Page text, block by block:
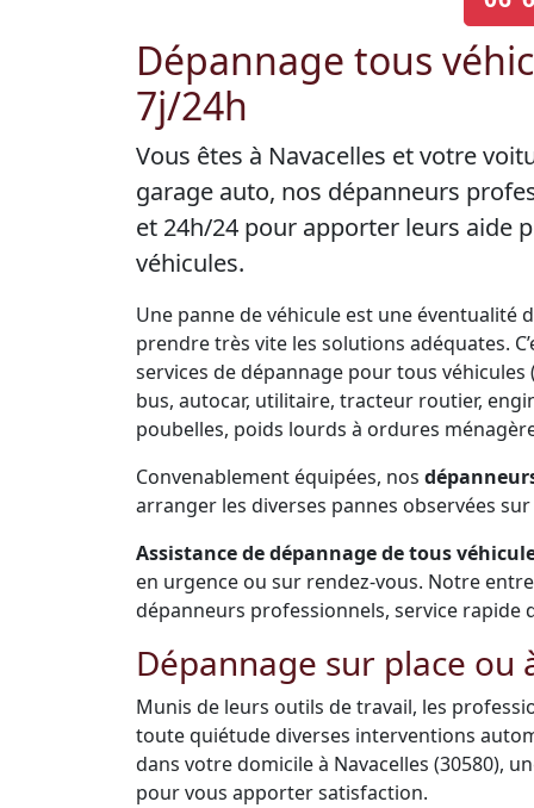
Dépannage tous
7j/24h
Vous êtes à Navacelles et votre
garage auto, nos dépanneurs
et 24h/24 pour apporter leurs aide
véhicules.
Une panne de véhicule est une éventualité
prendre très vite les solutions adéquates.
services de dépannage pour tous véhicules
bus, autocar, utilitaire, tracteur routier,
poubelles, poids lourds à ordures
Convenablement équipées, nos
arranger les diverses pannes observées
Assistance de dépannage de tous
en urgence ou sur rendez-vous. Notre
dépanneurs professionnels, service rapide
Dépannage sur place ou
Munis de leurs outils de travail, les
toute quiétude diverses interventions
dans votre domicile à Navacelles (30580),
pour vous apporter satisfaction.